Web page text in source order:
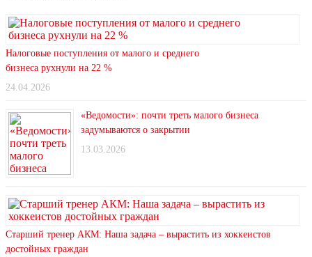
Налоговые поступления от малого и среднего
бизнеса рухнули на 22 %
24.04.2026
«Ведомости»: почти треть малого бизнеса
задумываются о закрытии
13.03.2026
Старший тренер АКМ: Наша задача – вырастить из хоккеистов
достойных граждан